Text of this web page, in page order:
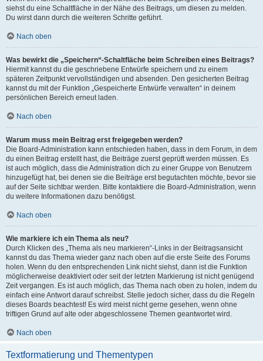
siehst du eine Schaltfläche in der Nähe des Beitrags, um diesen zu melden.
Du wirst dann durch die weiteren Schritte geführt.
Nach oben
Was bewirkt die „Speichern“-Schaltfläche beim Schreiben eines Beitrags?
Hiermit kannst du die geschriebene Entwürfe speichern und zu einem
späteren Zeitpunkt vervollständigen und absenden. Den gesicherten Beitrag
kannst du mit der Funktion „Gespeicherte Entwürfe verwalten“ in deinem
persönlichen Bereich erneut laden.
Nach oben
Warum muss mein Beitrag erst freigegeben werden?
Die Board-Administration kann entschieden haben, dass in dem Forum, in dem
du einen Beitrag erstellt hast, die Beiträge zuerst geprüft werden müssen. Es
ist auch möglich, dass die Administration dich zu einer Gruppe von Benutzern
hinzugefügt hat, bei denen sie die Beiträge erst begutachten möchte, bevor sie
auf der Seite sichtbar werden. Bitte kontaktiere die Board-Administration, wenn
du weitere Informationen dazu benötigst.
Nach oben
Wie markiere ich ein Thema als neu?
Durch Klicken des „Thema als neu markieren“-Links in der Beitragsansicht
kannst du das Thema wieder ganz nach oben auf die erste Seite des Forums
holen. Wenn du den entsprechenden Link nicht siehst, dann ist die Funktion
möglicherweise deaktiviert oder seit der letzten Markierung ist nicht genügend
Zeit vergangen. Es ist auch möglich, das Thema nach oben zu holen, indem du
einfach eine Antwort darauf schreibst. Stelle jedoch sicher, dass du die Regeln
dieses Boards beachtest! Es wird meist nicht gerne gesehen, wenn ohne
triftigen Grund auf alte oder abgeschlossene Themen geantwortet wird.
Nach oben
Textformatierung und Thementypen